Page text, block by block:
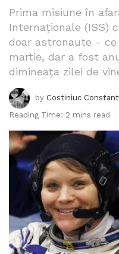
Prima misiune în
Internaţionale (ISS)
doar astronaute -
martie, dar a fost
dimineața zilei de
by Costiniuc
Reading Time: 2 mins read